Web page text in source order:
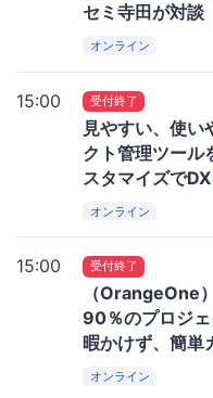
セミ寺田が対談
オンライン
15:00 受付終了
見やすい、使
クト管理ツール
スタマイズで
オンライン
15:00 受付終了
（OrangeOne
90％のプロジ
暇かけず、簡単
オンライン